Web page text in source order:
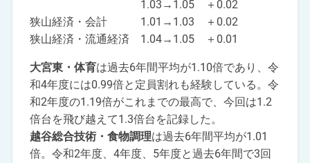
1.03→1.05 ＋0.02
狭山経済・会計 1.01→1.03 ＋0.02
狭山経済・流通経済 1.04→1.05 ＋0.01
大宮東・体育は過去6年間平均が1.10倍であり、令
和4年度には0.99倍と定員割れも経験している。令
和2年度の1.19倍がこれまでの最高で、今回は1.2
倍台を飛び越えて1.3倍台を記録した。
越谷総合技術・食物調理は過去6年間平均が1.01
倍。令和2年度、4年度、5年度と過去6年間で3回